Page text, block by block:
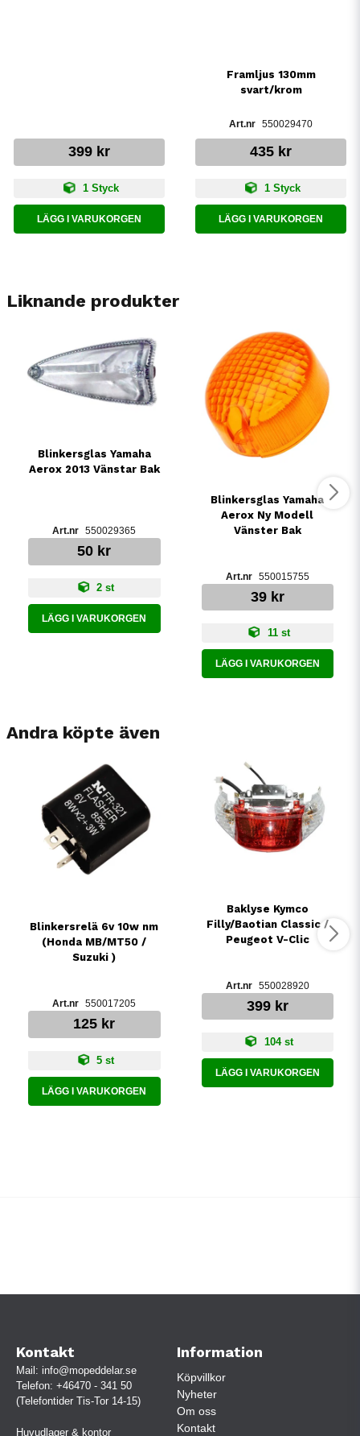
399 kr
1 Styck
LÄGG I VARUKORGEN
Framljus 130mm
svart/krom
550029470
435 kr
1 Styck
LÄGG I VARUKORGEN
Liknande produkter
Blinkersglas Yamaha
Aerox 2013 Vänstar Bak
550029365
50 kr
2 st
LÄGG I VARUKORGEN
Blinkersglas Yamaha
Aerox Ny Modell
Vänster Bak
550015755
39 kr
11 st
LÄGG I VARUKORGEN
Andra köpte även
Blinkersrelä 6v 10w nm
(Honda MB/MT50 /
Suzuki )
550017205
125 kr
5 st
LÄGG I VARUKORGEN
Baklyse Kymco
Filly/Baotian Classic /
Peugeot V-Clic
550028920
399 kr
104 st
LÄGG I VARUKORGEN
Kontakt
Mail: info@mopeddelar.se
Telefon: +46470 - 341 50
(Telefontider Tis-Tor 14-15)
Huvudlager & kontor
Information
Köpvillkor
Nyheter
Om oss
Kontakt